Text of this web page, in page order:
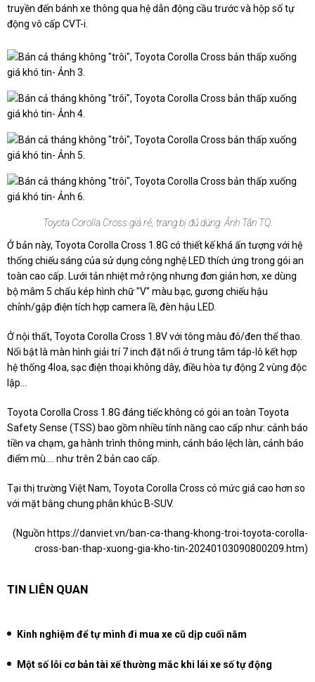
truyền đến bánh xe thông qua hệ dẫn động cầu trước và hộp số tự
động vô cấp CVT-i.
Toyota Corolla Cross giá rẻ, trang bị đủ dùng. Ảnh Tân TQ.
Ở bản này, Toyota Corolla Cross 1.8G có thiết kế khá ấn tượng với hệ
thống chiếu sáng của sử dụng công nghệ LED thích ứng trong gói an
toàn cao cấp. Lưới tản nhiệt mở rộng nhưng đơn giản hơn, xe dùng
bộ mâm 5 chấu kép hình chữ "V" màu bạc, gương chiếu hậu
chỉnh/gập điện tích hợp camera lề, đèn hậu LED.
Ở nội thất, Toyota Corolla Cross 1.8V với tông màu đỏ/đen thể thao.
Nổi bật là màn hình giải trí 7 inch đặt nổi ở trung tâm táp-lô kết hợp
hệ thống 4loa, sạc điện thoại không dây, điều hòa tự động 2 vùng độc
lập...
Toyota Corolla Cross 1.8G đáng tiếc không có gói an toàn Toyota
Safety Sense (TSS) bao gồm nhiều tính năng cao cấp như: cảnh báo
tiền va chạm, ga hành trình thông minh, cảnh báo lệch làn, cảnh báo
điểm mù.... như trên 2 bản cao cấp.
Tại thị trường Việt Nam, Toyota Corolla Cross có mức giá cao hơn so
với mặt bằng chung phân khúc B-SUV.
(Nguồn https://danviet.vn/ban-ca-thang-khong-troi-toyota-corolla-
cross-ban-thap-xuong-gia-kho-tin-20240103090800209.htm)
TIN LIÊN QUAN
Kinh nghiệm để tự mình đi mua xe cũ dịp cuối năm
Một số lỗi cơ bản tài xế thường mắc khi lái xe số tự động